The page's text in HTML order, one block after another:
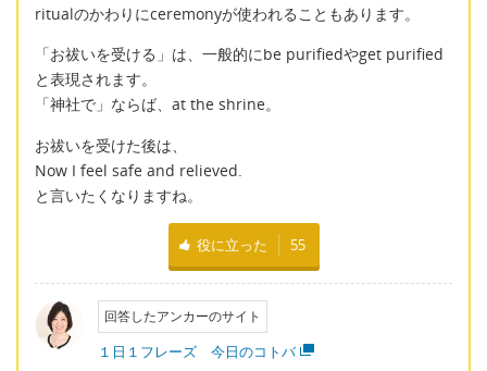
ritualのかわりにceremonyが使われることもあります。
「お祓いを受ける」は、一般的にbe purifiedやget purified
と表現されます。
「神社で」ならば、at the shrine。
お祓いを受けた後は、
Now I feel safe and relieved.
と言いたくなりますね。
役に立った 55
回答したアンカーのサイト
１日１フレーズ 今日のコトバ